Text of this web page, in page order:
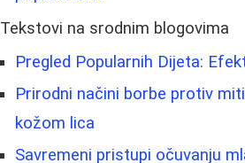
Tekstovi na srodnim blogovima
Pregled Popularnih Dijeta:
Prirodni načini borbe protiv
kožom lica
Savremeni pristupi očuvanju